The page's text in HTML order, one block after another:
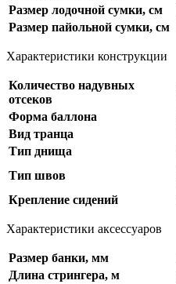
Размер лодочной сумки, см
Размер пайольной сумки, см
Характеристики конструкции
Количество надувных
отсеков
Форма баллона
Вид транца
Тип днища
Тип швов
Крепление сидений
Характеристики аксессуаров
Размер банки, мм
Длина стрингера, м